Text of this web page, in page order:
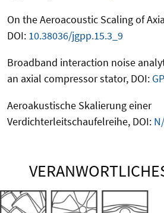
On the Aeroacoustic Scaling of
DOI: 10.38036/jgpp.15.3_9
Broadband interaction noise
an axial compressor stator, DOI:
Aeroakustische Skalierung einer
Verdichterleitschaufelreihe, DOI: